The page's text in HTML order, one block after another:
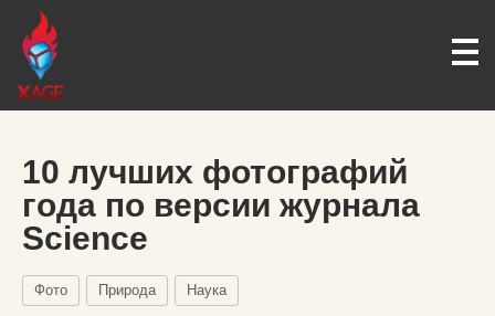
10 лучших фотографий
года по версии журнала
Science
Фото Природа Наука